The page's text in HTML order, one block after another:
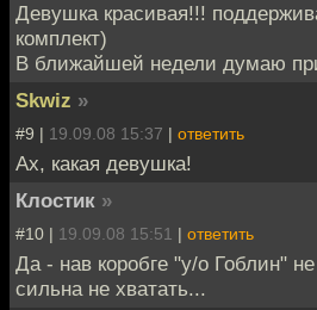
Девушка красивая!!!
комплект)
В ближайшей недели думаю
Skwiz »
#9 | 19.09.08 15:37 | ответить
Ах, какая девушка!
Клостик »
#10 | 19.09.08 15:51 | ответить
Да - нав коробге "у/о Гоблин"
сильна не хватать...